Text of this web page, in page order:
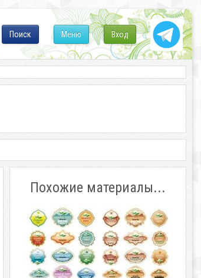
Вход
Меню
Поиск
Похожие материалы...